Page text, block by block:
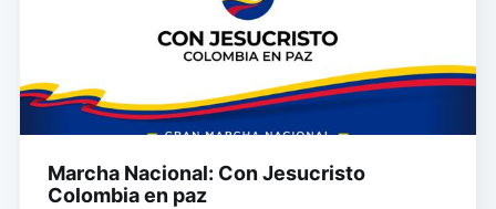
Marcha Nacional: Con Jesucristo
Colombia en paz